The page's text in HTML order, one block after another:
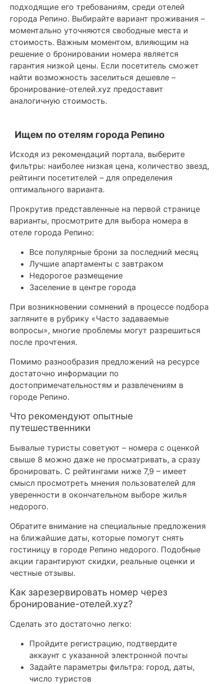
подходящие его требованиям, среди отелей
города Репино. Выбирайте вариант проживания –
моментально уточняются свободные места и
стоимость. Важным моментом, влияющим на
решение о бронировании номера является
гарантия низкой цены. Если посетитель сможет
найти возможность заселиться дешевле –
бронирование-отелей.xyz предоставит
аналогичную стоимость.
Ищем по отелям города Репино
Исходя из рекомендаций портала, выберите
фильтры: наиболее низкая цена, количество звезд,
рейтинги посетителей – для определения
оптимального варианта.
Прокрутив представленные на первой странице
варианты, просмотрите для выбора номера в
отеле города Репино:
Все популярные брони за последний месяц
Лучшие апартаменты с завтраком
Недорогое размещение
Заселение в центре города
При возникновении сомнений в процессе подбора
загляните в рубрику «Часто задаваемые
вопросы», многие проблемы могут разрешиться
после прочтения.
Помимо разнообразия предложений на ресурсе
достаточно информации по
достопримечательностям и развлечениям в
городе Репино.
Что рекомендуют опытные
путешественники
Бывалые туристы советуют – номера с оценкой
свыше 8 можно даже не просматривать, а сразу
бронировать. С рейтингами ниже 7,9 – имеет
смысл просмотреть мнения пользователей для
уверенности в окончательном выборе жилья
недорого.
Обратите внимание на специальные предложения
на ближайшие даты, которые помогут снять
гостиницу в городе Репино недорого. Подобные
акции гарантируют скидки, реальные оценки и
честные отзывы.
Как зарезервировать номер через
бронирование-отелей.xyz?
Сделать это достаточно легко:
Пройдите регистрацию, подтвердите
аккаунт с указанной электронной почты
Задайте параметры фильтра: город, даты,
число туристов